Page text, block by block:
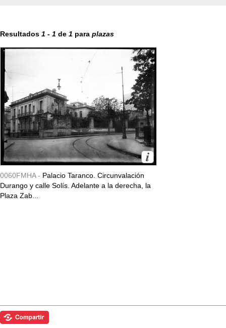
Resultados 1 - 1 de 1 para plazas
0060FMHA - Palacio Taranco. Circunvalación
Durango y calle Solís. Adelante a la derecha, la
Plaza Zab...